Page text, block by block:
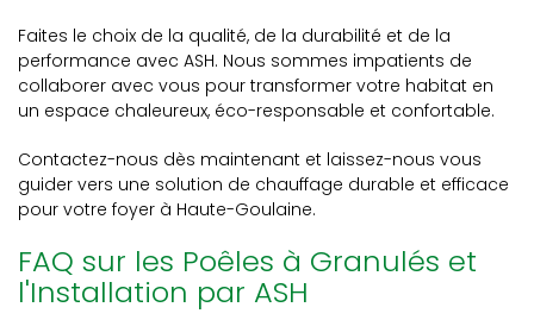
Faites le choix de la qualité, de la durabilité et de la
performance avec ASH. Nous sommes impatients de
collaborer avec vous pour transformer votre habitat en
un espace chaleureux, éco-responsable et confortable.
Contactez-nous dès maintenant et laissez-nous vous
guider vers une solution de chauffage durable et efficace
pour votre foyer à Haute-Goulaine.
FAQ sur les Poêles à Granulés et
l'Installation par ASH